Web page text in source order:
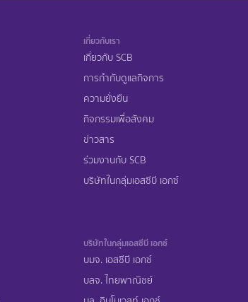
เกี่ยวกับเรา
เกี่ยวกับ SCB
การกำกับดูแลกิจการ
ความยั่งยืน
กิจกรรมเพื่อสังคม
ข่าวสาร
ร่วมงานกับ SCB
บริษัทในกลุ่มเอสซีบี เอกซ์
บริษัทในกลุ่มเอสซีบี เอกซ์
บมจ. เอสซีบี เอกซ์
บลจ. ไทยพาณิชย์